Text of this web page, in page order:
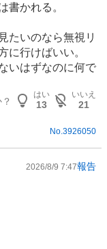
書かれる。
たいのなら無視リ
に行けばいい。
いはずなのに何で
はい
13
いいえ
21
No. 3926050
2026/8/9 7:47報告